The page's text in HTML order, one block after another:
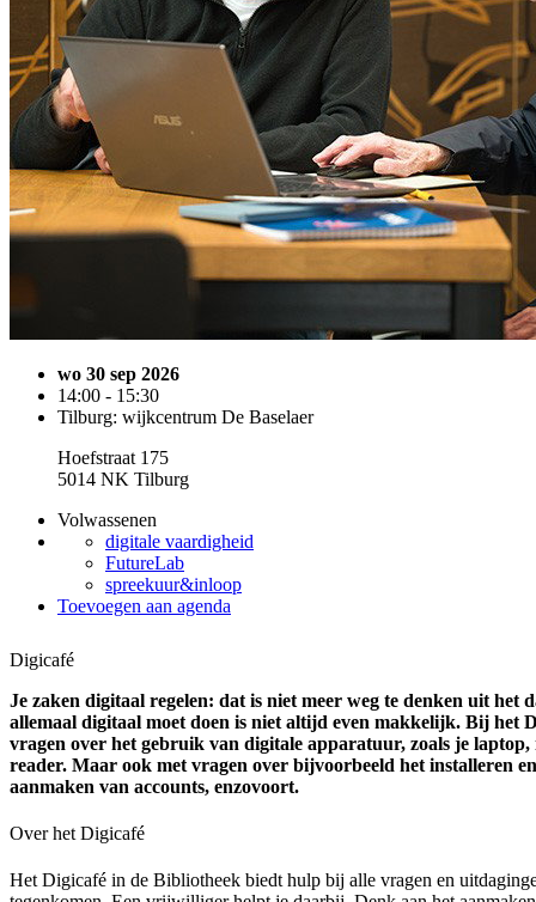
wo 30 sep 2026
14:00 - 15:30
Tilburg: wijkcentrum De Baselaer
Hoefstraat 175
5014 NK Tilburg
Volwassenen
digitale vaardigheid
FutureLab
spreekuur&inloop
Toevoegen aan agenda
Digicafé
Je zaken digitaal regelen: dat is niet meer weg te denken uit het
allemaal digitaal moet doen is niet altijd even makkelijk. Bij het
vragen over het gebruik van digitale apparatuur, zoals je laptop,
reader. Maar ook met vragen over bijvoorbeeld het installeren
aanmaken van accounts, enzovoort.
Over het Digicafé
Het Digicafé in de Bibliotheek biedt hulp bij alle vragen en